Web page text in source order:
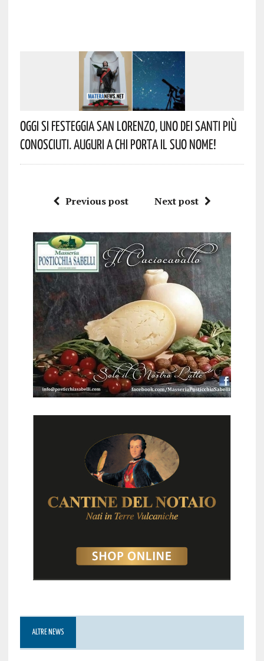
Oggi Si Festeggia San Lorenzo, Uno Dei Santi Più
Conosciuti. Auguri A Chi Porta Il Suo Nome!
Previous post Next post
ALTRE NEWS